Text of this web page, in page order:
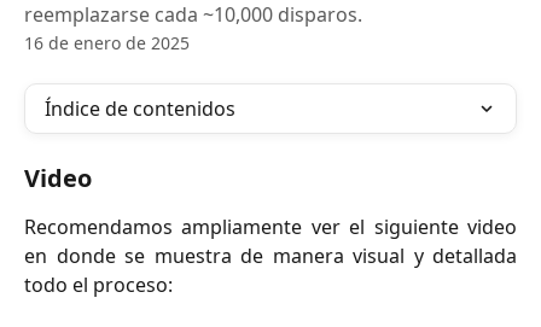
reemplazarse cada ~10,000 disparos.
16 de enero de 2025
Índice de contenidos
Video
Recomendamos ampliamente ver el siguiente video
en donde se muestra de manera visual y detallada
todo el proceso: